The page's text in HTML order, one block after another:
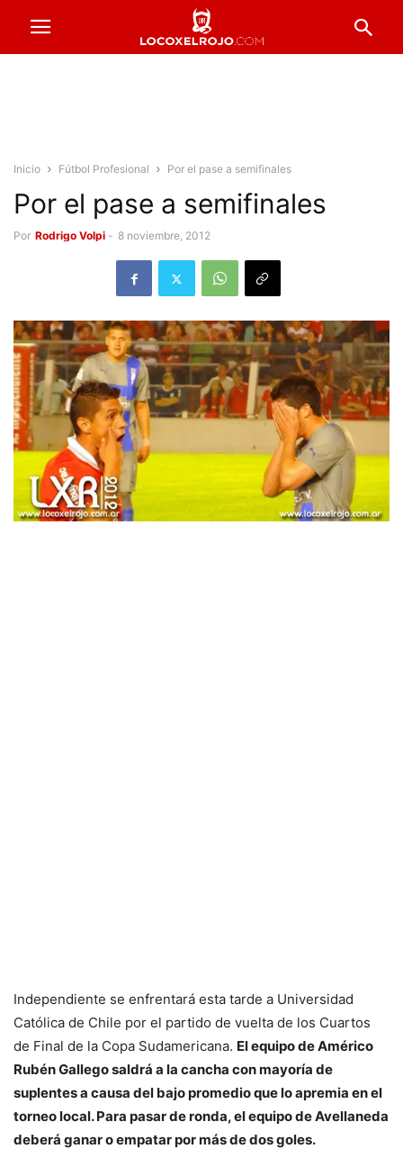
Inicio Fútbol Profesional Por el pase a semifinales
Por el pase a semifinales
Por Rodrigo Volpi - 8 noviembre, 2012
Independiente se enfrentará esta tarde a Universidad
Católica de Chile por el partido de vuelta de los Cuartos
de Final de la Copa Sudamericana. El equipo de Américo
Rubén Gallego saldrá a la cancha con mayoría de
suplentes a causa del bajo promedio que lo apremia en el
torneo local. Para pasar de ronda, el equipo de Avellaneda
deberá ganar o empatar por más de dos goles.